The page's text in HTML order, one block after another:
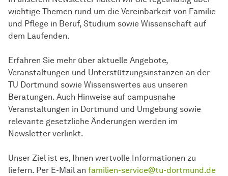
wichtige Themen rund um die Vereinbarkeit von Familie
und Pflege in Beruf, Studium sowie Wissenschaft auf
dem Laufenden.
Erfahren Sie mehr über aktuelle Angebote,
Veranstaltungen und Unterstützungsinstanzen an der
TU Dortmund sowie Wissenswertes aus unseren
Beratungen. Auch Hinweise auf campusnahe
Veranstaltungen in Dortmund und Umgebung sowie
relevante gesetzliche Änderungen werden im
Newsletter verlinkt.
Unser Ziel ist es, Ihnen wertvolle Informationen zu
liefern. Per E-Mail an familien-service@tu-dortmund.de